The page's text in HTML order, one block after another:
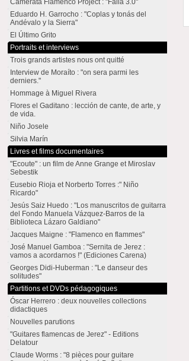
Camerata Flamenco Project : "Falla 3.0"
Eduardo H. Garrocho : "Coplas y tonás del
Andévalo y la Sierra"
El Último Grito
Portraits et interviews
Trois grands artistes nous ont quitté
Interview de Moraíto : "on sera parmi les
derniers."
Hommage à Miguel Rivera
Flores el Gaditano : lección de cante, de arte, y
de vida.
Niño Josele
Silvia Marín
Livres et films documentaires
"Ecoute" : un film de Anne Grange et Miroslav
Sebestik
Eusebio Rioja et Norberto Torres :" Niño
Ricardo"
Jesús Saiz Huedo : "Los manuscritos de guitarra
del Fondo Manuela Vázquez-Barros de la
Biblioteca Lázaro Galdiano"
Jacques Maigne : "Flamenco en flammes"
José Manuel Gamboa : "Sernita de Jerez :
vamos a acordarnos !" (Ediciones Carena)
Georges Didi-Huberman : "Le danseur des
solitudes"
Partitions et DVDs pédagogiques
Óscar Herrero : deux nouvelles collections
didactiques
Nouvelles parutions
"Guitares flamencas de Jerez" - Editions
Delatour
Claude Worms : "8 pièces pour guitare